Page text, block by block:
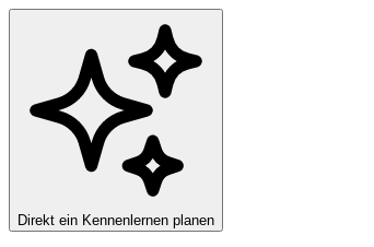
Direkt ein Kennenlernen planen